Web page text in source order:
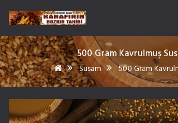
500 Gram Kavrulmuş
Susam 500 Gram